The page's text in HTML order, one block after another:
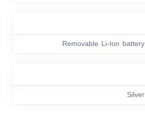
Removable Li-Ion battery
Silver